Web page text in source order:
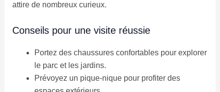
attire de nombreux curieux.
Conseils pour une visite réussie
Portez des chaussures confortables pour explorer
le parc et les jardins.
Prévoyez un pique-nique pour profiter des